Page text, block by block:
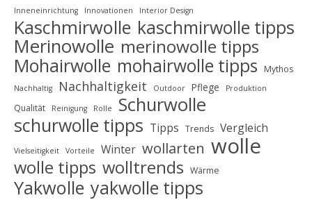
Inneneinrichtung Innovationen Interior Design
Kaschmirwolle kaschmirwolle tipps
Merinowolle merinowolle tipps
Mohairwolle mohairwolle tipps Mythos
Nachhaltig Nachhaltigkeit Outdoor Pflege Produktion
Qualität Reinigung Rolle Schurwolle
schurwolle tipps Tipps Trends Vergleich
Vielseitigkeit Vorteile Winter wollarten wolle
wolle tipps wolltrends Wärme
Yakwolle yakwolle tipps